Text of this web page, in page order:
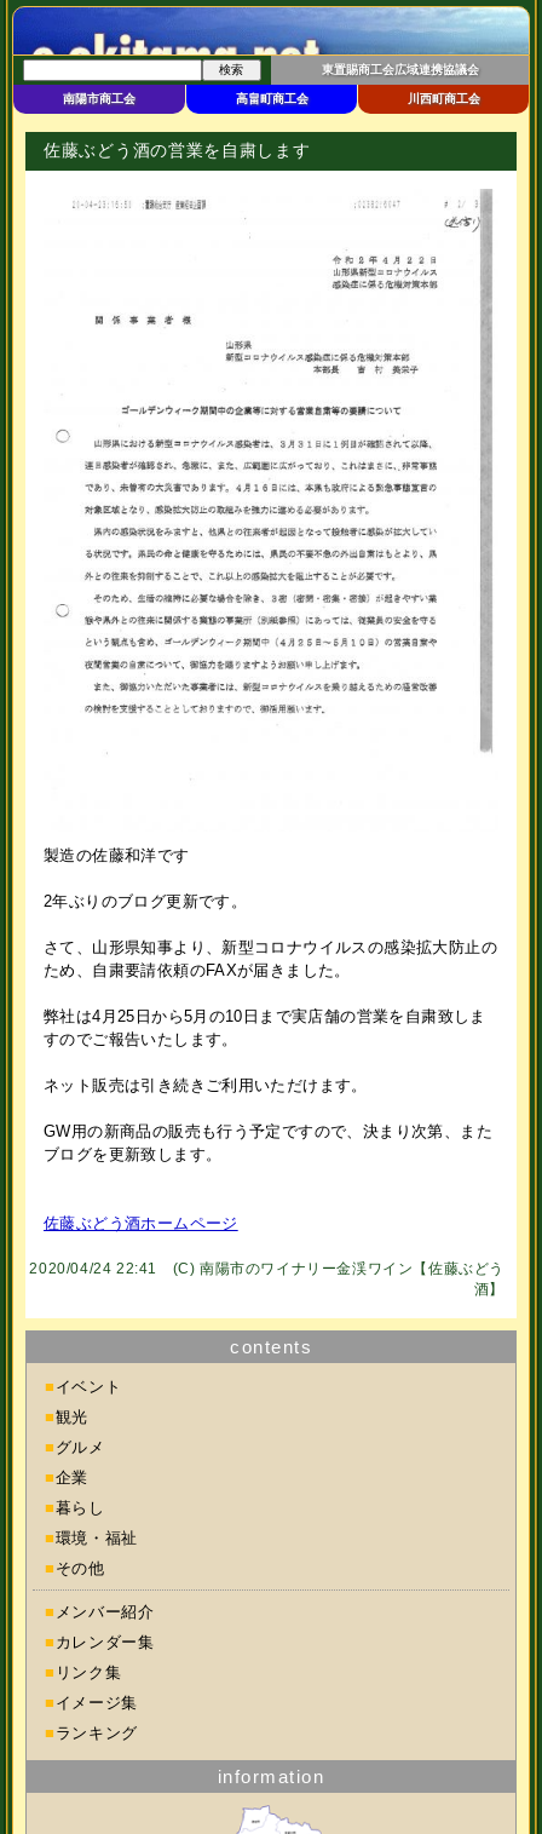
南陽市商工会 高畠町商工会 川西町商工会
東置賜商工会広域連携協議会
佐藤ぶどう酒の営業を自粛します
製造の佐藤和洋です
2年ぶりのブログ更新です。
さて、山形県知事より、新型コロナウイルスの感染拡大防止の
ため、自粛要請依頼のFAXが届きました。
弊社は4月25日から5月の10日まで実店舗の営業を自粛致しま
すのでご報告いたします。
ネット販売は引き続きご利用いただけます。
GW用の新商品の販売も行う予定ですので、決まり次第、また
ブログを更新致します。
佐藤ぶどう酒ホームページ
2020/04/24 22:41 (C) 南陽市のワイナリー金渓ワイン【佐藤ぶどう
酒】
contents
■ イベント
■観光
■ グルメ
■企業
■暮らし
■環境・福祉
■ その他
■ メンバー紹介
■ カレンダー集
■ リンク集
■ イメージ集
■ ランキング
information